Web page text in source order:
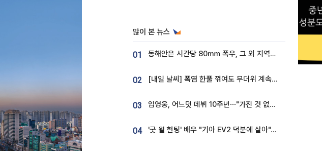
많이 본 뉴스
01 동해안은 시간당 80㎜ 폭우, 그 외 지역은 폭염…‘극과 극 날씨’
02 [내일 날씨] 폭염 한풀 꺾여도 무더위 계속⋯동해안 이틀 연속 비
03 임영웅, 어느덧 데뷔 10주년⋯"가진 것 없던 시절, 내 앞엔 20명의 팬뿐"
04 '굿 윌 헌팅' 배우 "기아 EV2 덕분에 살아"…교통사고 후 안전성 극찬